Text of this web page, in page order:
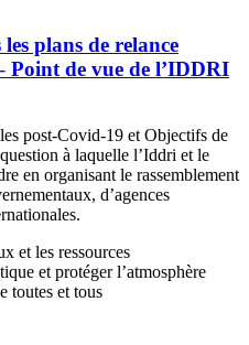
plans de relance
de vue de l’IDDRI
post-Covid-19 et Objectifs de
à laquelle l’Iddri et le
en organisant le rassemblement
d’agences
et les ressources
et protéger l’atmosphère
toutes et tous